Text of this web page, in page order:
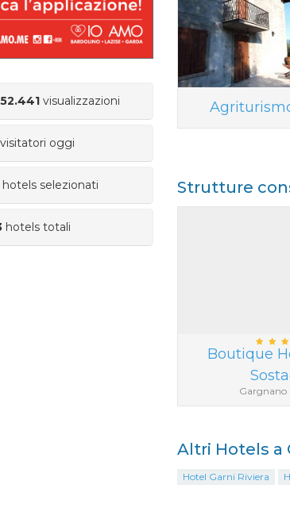
visualizzazioni
visitatori oggi
hotels selezionati
hotels totali
Strutture
Boutique
Gargnano
Altri Hotels a
Hotel Garni Riviera